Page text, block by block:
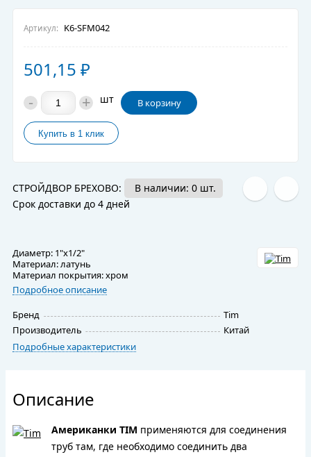
Артикул: K6-SFM042
501,15 ₽
- + шт В корзину
СТРОЙДВОР БРЕХОВО:
В наличии: 0 шт.
Срок доставки до 4 дней
Диаметр: 1"x1/2"
Материал: латунь
Материал покрытия: хром
Подробное описание
Бренд
Tim
Производитель
Китай
Подробные характеристики
Описание
Американки TIM применяются для соединения
труб там, где необходимо соединить два